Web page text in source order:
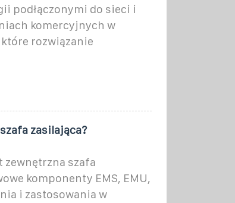
podłączonymi do sieci i
komercyjnych w
rozwiązanie
zasilająca?
zewnętrzna szafa
komponenty EMS, EMU,
i zastosowania w